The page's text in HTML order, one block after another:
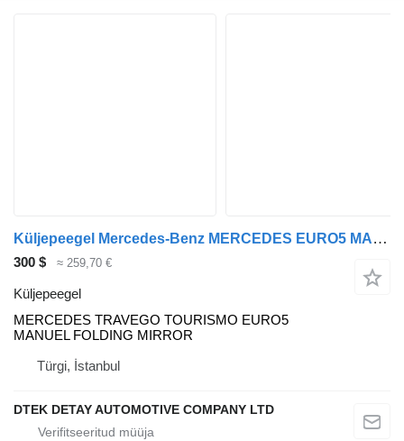
Küljepeegel Mercedes-Benz MERCEDES EURO5 MANUEL FOLDING MIRROR tüübi jaoks bussi Mercedes-Benz MERCEDES TRAVEGO TOURISMO EURO5 MANUEL FOLDING MIRROR
300 $ ≈ 259,70 €
Küljepeegel
MERCEDES TRAVEGO TOURISMO EURO5
MANUEL FOLDING MIRROR
Türgi, İstanbul
DTEK DETAY AUTOMOTIVE COMPANY LTD